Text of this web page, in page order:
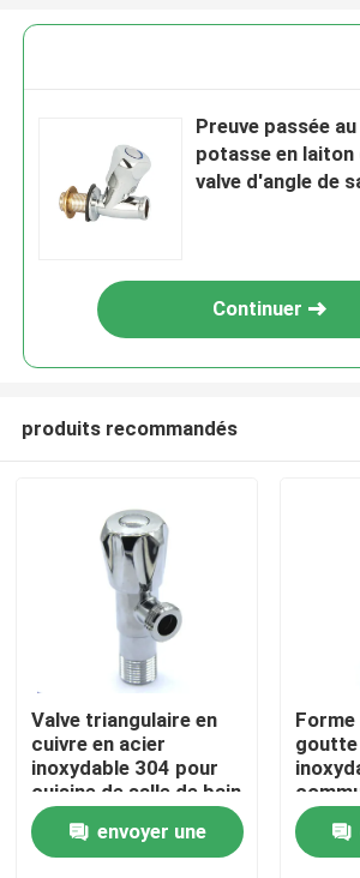
Maison
Produits
Preuve passée
potasse en
valve d'angle de
Continuer
produits recommandés
Valve triangulaire en
cuivre en acier
inoxydable 304 pour
cuisine de salle de bain
envoyer une
goutte
vanne
main,